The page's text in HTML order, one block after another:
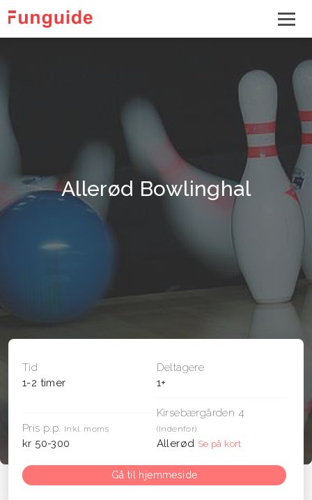
Allerød Bowlinghal
Tid
1-2 timer
Deltagere
1+
Pris p.p. Inkl. moms
kr 50-300
Kirsebærgården 4
(Indenfor)
Allerød Se på kort
Gå til hjemmeside